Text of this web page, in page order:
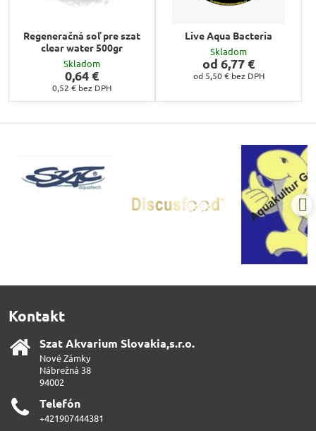
Regeneračná soľ pre szat
clear water 500gr
Skladom
0,64 €
0,52 € bez DPH
Live Aqua Bacteria
Skladom
od 6,77 €
od 5,50 € bez DPH
Kontakt
Szat Akvarium Slovakia,s​.r​.o​.
Nové Zámky
Nábrežná 38
94002
Telefón
+421907444381